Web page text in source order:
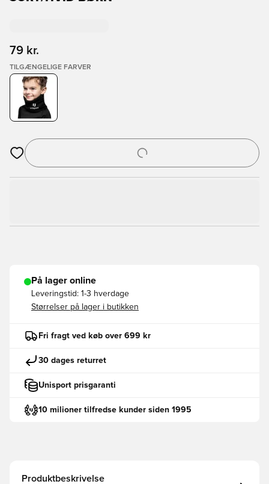
79 kr.
TILGÆNGELIGE FARVER
Åbner en Modal til at logge ind eller tilmelde dig som medlem
På lager online
Leveringstid: 1-3 hverdage
Størrelser på lager i butikken
Fri fragt ved køb over 699 kr
30 dages returret
Unisport prisgaranti
10 milioner tilfredse kunder siden 1995
Produktbeskrivelse